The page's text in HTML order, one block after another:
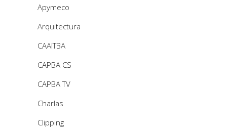
Apymeco
Arquitectura
CAAITBA
CAPBA CS
CAPBA TV
Charlas
Clipping